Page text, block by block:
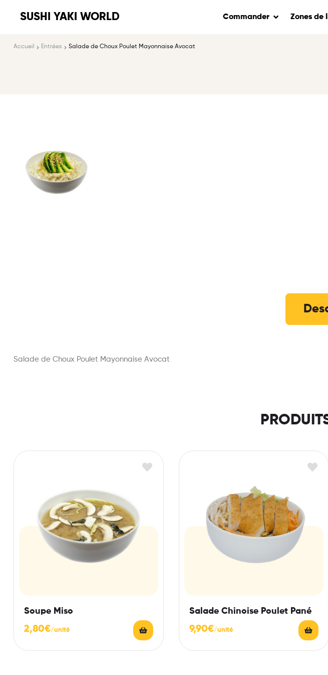
SUSHI YAKI WORLD Commander Zones de
Accueil Entrées Salade de Choux Poulet Mayonnaise Avocat
Salade de Choux Poulet Mayonnaise Avocat
Soupe Miso
2,80€
Salade Chinoise Poulet Pané
9,90€